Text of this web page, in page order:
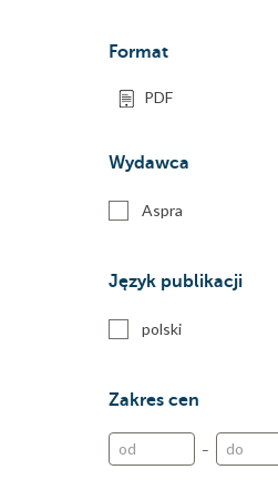
Format
PDF
Wydawca
Aspra
Język publikacji
polski
Zakres cen
–